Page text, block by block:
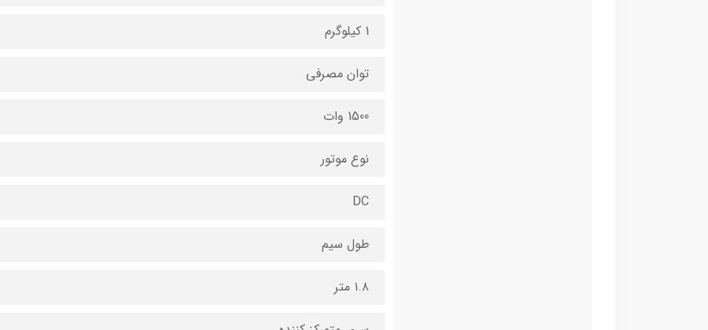
1 کیلوگرم
توان مصرفی
1500 وات
نوع موتور
DC
طول سیم
۱.۸ متر